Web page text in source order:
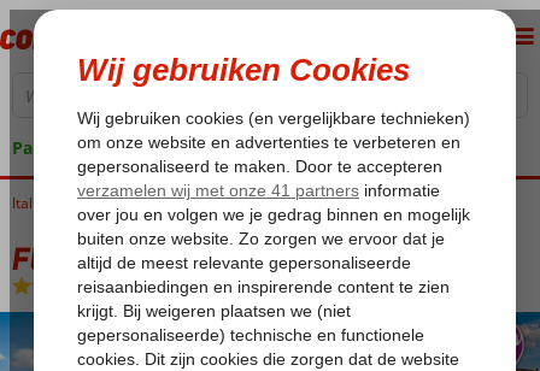
Pakketgarantie
Italië Sardinië Rondreizen Fly & Drive Sardinië 4*
Fly & Drive Sardinië 4*
Logies en ontbijt